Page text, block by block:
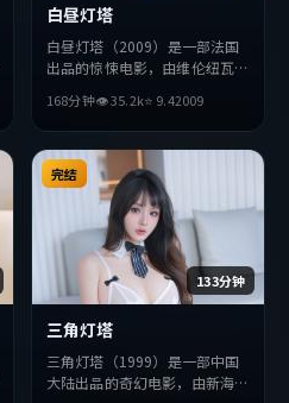
白昼灯塔
白昼灯塔（2009）是一部法国
出品的惊悚电影，由维伦纽瓦执
演。影片在叙事与视听上力求突
破，探讨人性与抉择，节奏张弛
有度，适合喜欢该类型的观众完
整观看。
168分钟👁35.2k⭐ 9.42009
133分钟
完结
三角灯塔
三角灯塔（1999）是一部中国
大陆出品的奇幻电影，由新海诚